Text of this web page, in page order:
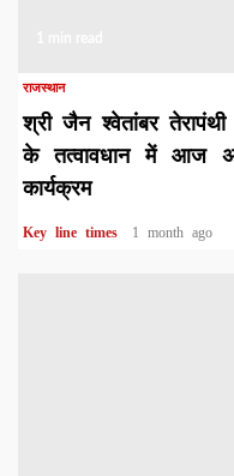
राजस्थान
श्री जैन श्वेतांबर
के तत्वावधान में आज
कार्यक्रम
Key line times 1 month ago